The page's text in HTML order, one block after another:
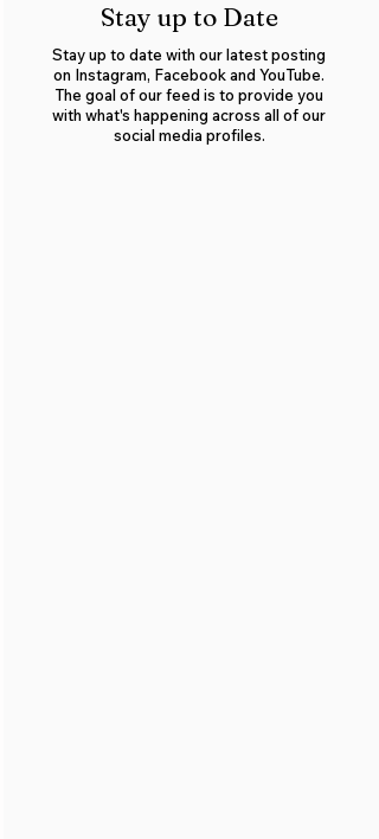
Stay up to Date
Stay up to date with our latest posting
on Instagram, Facebook and YouTube.
The goal of our feed is to provide you
with what's happening across all of our
social media profiles.